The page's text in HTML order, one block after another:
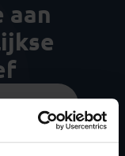
aan